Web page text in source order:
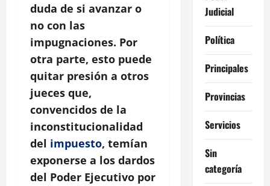
duda de si avanzar o
no con las
impugnaciones. Por
otra parte, esto puede
quitar presión a otros
jueces que,
convencidos de la
inconstitucionalidad
del impuesto, temían
exponerse a los dardos
del Poder Ejecutivo por
Judicial
Política
Principales
Provincias
Servicios
Sin
categoría